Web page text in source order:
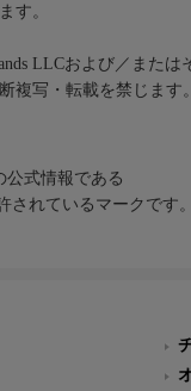
す。
LLCおよび／また
複写・転載を禁じます。
公式情報である
されているマークです。